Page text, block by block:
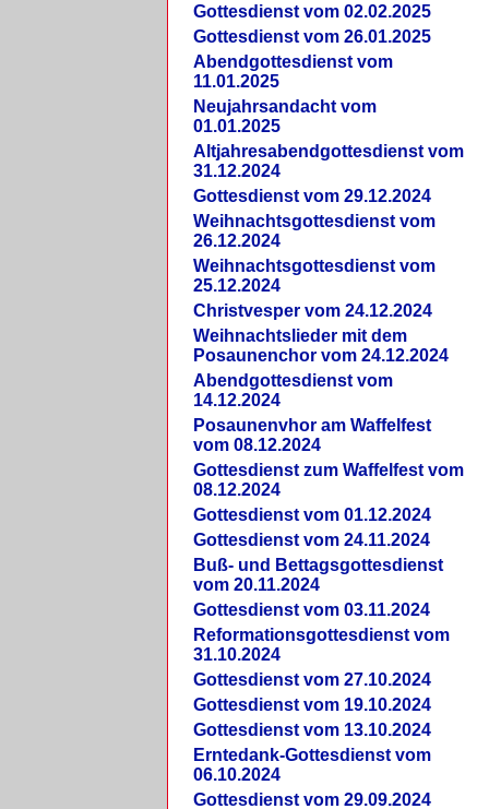
Gottesdienst vom 02.02.2025
Gottesdienst vom 26.01.2025
Abendgottesdienst vom
11.01.2025
Neujahrsandacht vom
01.01.2025
Altjahresabendgottesdienst vom
31.12.2024
Gottesdienst vom 29.12.2024
Weihnachtsgottesdienst vom
26.12.2024
Weihnachtsgottesdienst vom
25.12.2024
Christvesper vom 24.12.2024
Weihnachtslieder mit dem
Posaunenchor vom 24.12.2024
Abendgottesdienst vom
14.12.2024
Posaunenvhor am Waffelfest
vom 08.12.2024
Gottesdienst zum Waffelfest vom
08.12.2024
Gottesdienst vom 01.12.2024
Gottesdienst vom 24.11.2024
Buß- und Bettagsgottesdienst
vom 20.11.2024
Gottesdienst vom 03.11.2024
Reformationsgottesdienst vom
31.10.2024
Gottesdienst vom 27.10.2024
Gottesdienst vom 19.10.2024
Gottesdienst vom 13.10.2024
Erntedank-Gottesdienst vom
06.10.2024
Gottesdienst vom 29.09.2024